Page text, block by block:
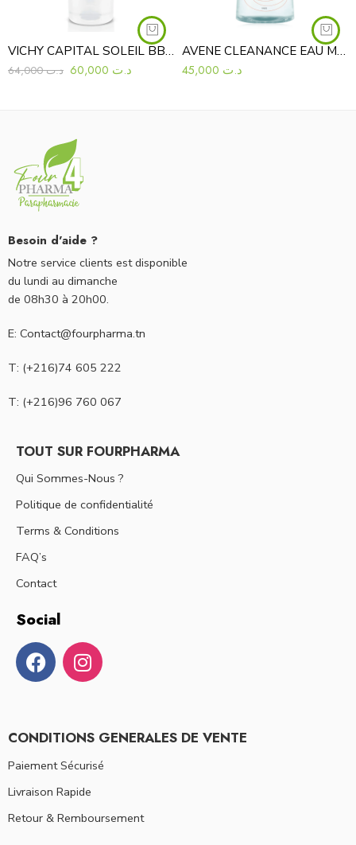
VICHY CAPITAL SOLEIL BB ÉMULSION TOUCHER SEC TEINTÉE SPF50 50 ML
د.ت64,000 د.ت
AVENE CLEANANCE EAU MICELLAIRE 400ML
د.ت
Besoin d'aide ?
Notre service clients est disponible
du lundi au dimanche
de 08h30 à 20h00.
E: Contact@fourpharma.tn
T: (+216)74 605 222
T: (+216)96 760 067
TOUT SUR FOURPHARMA
Qui Sommes-Nous ?
Politique de confidentialité
Terms & Conditions
FAQ’s
Contact
Social
CONDITIONS GENERALES DE VENTE
Paiement Sécurisé
Livraison Rapide
Retour & Remboursement